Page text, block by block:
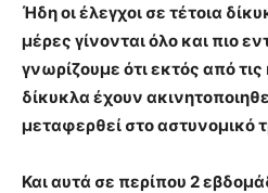
Ήδη οι έλεγχοι σε τέτοια
μέρες γίνονται όλο και πιο
γνωρίζουμε ότι εκτός από
δίκυκλα έχουν
μεταφερθεί στο αστυνομικό
Και αυτά σε περίπου 2